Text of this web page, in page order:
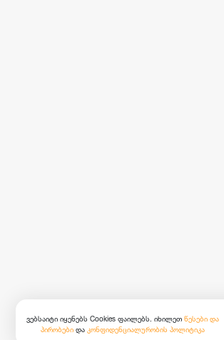
ვებსაიტი იყენებს Cookies ფაილებს. იხილეთ წესები და
პირობები და კონფიდენციალურობის პოლიტიკა